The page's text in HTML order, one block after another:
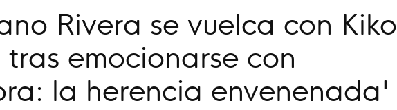
Rivera se vuelca con Kiko
tras emocionarse con
la herencia envenenada'